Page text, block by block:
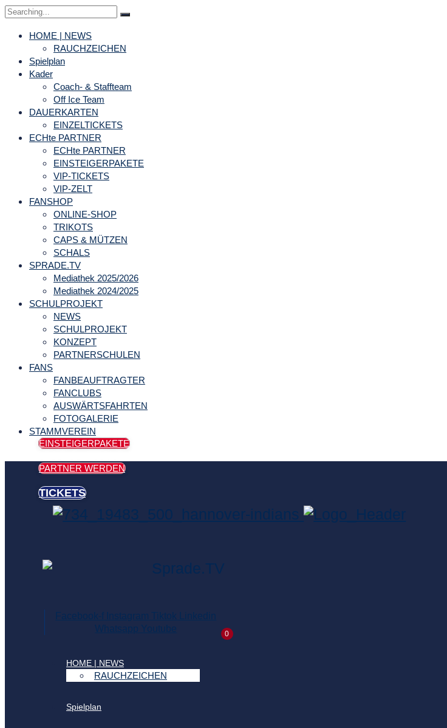
Search
HOME | NEWS
RAUCHZEICHEN
Spielplan
Kader
Coach- & Staffteam
Off Ice Team
DAUERKARTEN
EINZELTICKETS
ECHte PARTNER
ECHte PARTNER
EINSTEIGERPAKETE
VIP-TICKETS
VIP-ZELT
FANSHOP
ONLINE-SHOP
TRIKOTS
CAPS & MÜTZEN
SCHALS
SPRADE.TV
Mediathek 2025/2026
Mediathek 2024/2025
SCHULPROJEKT
NEWS
SCHULPROJEKT
KONZEPT
PARTNERSCHULEN
FANS
FANBEAUFTRAGTER
FANCLUBS
AUSWÄRTSFAHRTEN
FOTOGALERIE
STAMMVEREIN
EISSTADION
EINSTEIGERPAKETE
PARTNER WERDEN
TICKETS
Facebook-f Instagram Tiktok
Linkedin
Whatsapp Youtube 0
HOME | NEWS
RAUCHZEICHEN
Spielplan